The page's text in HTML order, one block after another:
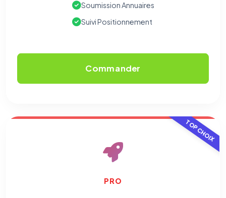
Soumission Annuaires
Suivi Positionnement
Commander
TOP CHOIX
PRO